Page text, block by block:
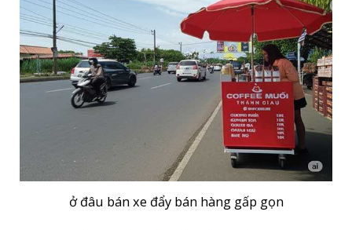
ở đâu bán xe đẩy bán hàng gấp gọn